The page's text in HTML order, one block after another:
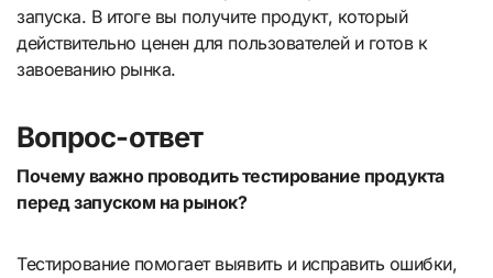
запуска. В итоге вы получите продукт, который
действительно ценен для пользователей и готов к
завоеванию рынка.
Вопрос-ответ
Почему важно проводить тестирование продукта
перед запуском на рынок?
Тестирование помогает выявить и исправить ошибки,